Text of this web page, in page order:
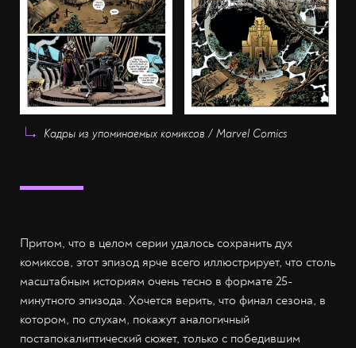
Кадры из упоминаемых комиксов / Marvel Comics
Притом, что в целом серии удалось сохранить дух
комиксов, этот эпизод ярче всего иллюстрирует, что столь
масштабным историям очень тесно в формате 25-
минутного эпизода. Хочется верить, что финал сезона, в
котором, по слухам, покажут аналогичный
постапокалиптический сюжет, только с победившим